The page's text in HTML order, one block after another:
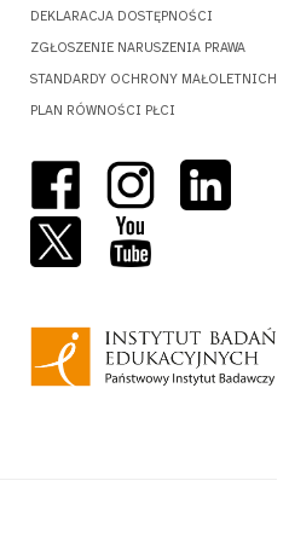
DEKLARACJA DOSTĘPNOŚCI
ZGŁOSZENIE NARUSZENIA PRAWA
STANDARDY OCHRONY MAŁOLETNICH
PLAN RÓWNOŚCI PŁCI